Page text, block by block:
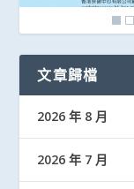
文章歸檔
2026 年 8 月
2026 年 7 月